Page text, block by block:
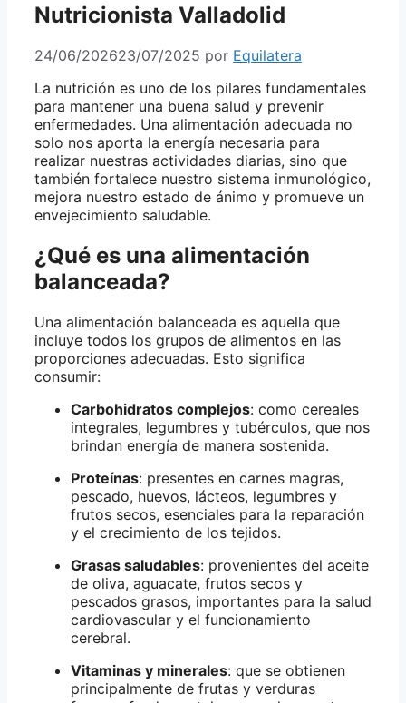
Nutricionista Valladolid
24/06/202623/07/2025 por Equilatera
La nutrición es uno de los pilares fundamentales
para mantener una buena salud y prevenir
enfermedades. Una alimentación adecuada no
solo nos aporta la energía necesaria para
realizar nuestras actividades diarias, sino que
también fortalece nuestro sistema inmunológico,
mejora nuestro estado de ánimo y promueve un
envejecimiento saludable.
¿Qué es una alimentación
balanceada?
Una alimentación balanceada es aquella que
incluye todos los grupos de alimentos en las
proporciones adecuadas. Esto significa
consumir:
Carbohidratos complejos: como cereales
integrales, legumbres y tubérculos, que nos
brindan energía de manera sostenida.
Proteínas: presentes en carnes magras,
pescado, huevos, lácteos, legumbres y
frutos secos, esenciales para la reparación
y el crecimiento de los tejidos.
Grasas saludables: provenientes del aceite
de oliva, aguacate, frutos secos y
pescados grasos, importantes para la salud
cardiovascular y el funcionamiento
cerebral.
Vitaminas y minerales: que se obtienen
principalmente de frutas y verduras